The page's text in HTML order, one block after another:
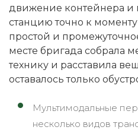
движение контейнера и
станцию точно к
простой и
месте бригада собрала
технику и расставила
оставалось только
Мультимодальные
несколько видов